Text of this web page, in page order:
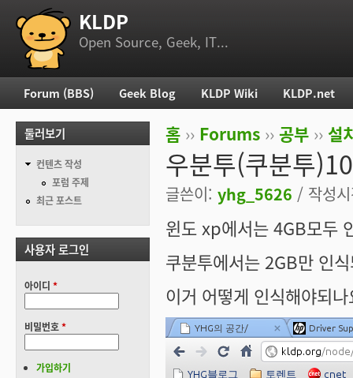
부 메뉴 KLDP
Open Source, Geek, IT...
현재 위치
홈 ›› Forums ›› 공부 ›› 설
우분투(쿠분투
글쓴이: yhg_5626 / 작성
윈도 xp에서는 4GB모두
쿠분투에서는 2GB만 인
이거 어떻게 인식해야되
주 메뉴
Forum (BBS) Geek Blog KLDP Wiki KLDP.net
둘러보기
컨텐츠 작성
포럼 주제
최근 포스트
사용자 로그인
아이디 *
비밀번호*
가입하기